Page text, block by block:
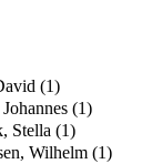
(1)
(1)
Stella (1)
Wilhelm (1)